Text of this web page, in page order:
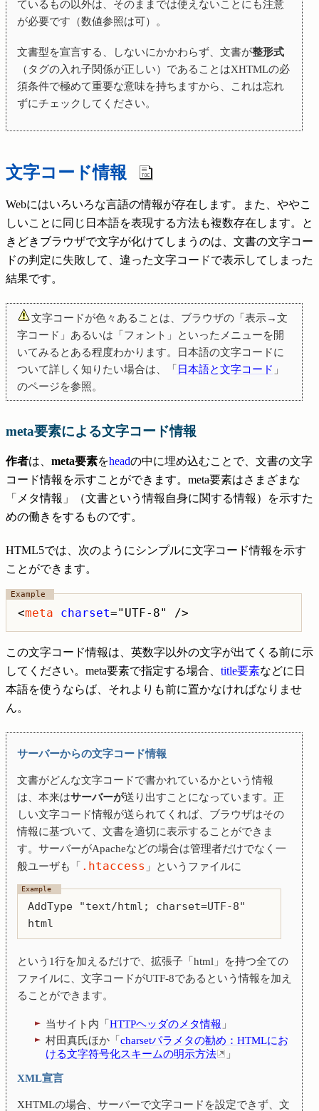
ているもの以外は、そのままでは使えないことにも注意
が必要です（数値参照は可）。
文書型を宣言する、しないにかかわらず、文書が整形式
（タグの入れ子関係が正しい）であることはXHTMLの必
須条件で極めて重要な意味を持ちますから、これは忘れ
ずにチェックしてください。
文字コード情報
Webにはいろいろな言語の情報が存在します。また、ややこ
しいことに同じ日本語を表現する方法も複数存在します。と
きどきブラウザで文字が化けてしまうのは、文書の文字コー
ドの判定に失敗して、違った文字コードで表示してしまった
結果です。
文字コードが色々あることは、ブラウザの「表示→文
字コード」あるいは「フォント」といったメニューを開
いてみるとある程度わかります。日本語の文字コードに
ついて詳しく知りたい場合は、「 日本語と文字コード 」
のページを参照。
meta要素による文字コード情報
作者は、 meta要素をheadの中に埋め込むことで、文書の文字
コード情報を示すことができます。meta要素はさまざまな
「メタ情報」（文書という情報自身に関する情報）を示すた
めの働きをするものです。
HTML5では、次のようにシンプルに文字コード情報を示す
ことができます。
<meta charset
この文字コード情報は、英数字以外の文字が出てくる前に示
してください。meta要素で指定する場合、 title要素などに日
本語を使うならば、それよりも前に置かなければなりませ
ん。
サーバーからの文字コード情報
文書がどんな文字コードで書かれているかという情報
は、本来はサーバーが送り出すことになっています。正
しい文字コード情報が送られてくれば、ブラウザはその
情報に基づいて、文書を適切に表示することができま
す。サーバーがApacheなどの場合は管理者だけでなく一
般ユーザも「 .htaccess 」というファイルに
AddType "text/html; charset=UTF-8"
html
という1行を加えるだけで、拡張子「html」を持つ全ての
ファイルに、文字コードがUTF-8であるという情報を加え
ることができます。
当サイト内「 HTTPヘッダのメタ情報 」
村田真氏ほか「 charsetパラメタの勧め：HTMLにお
ける文字符号化スキームの明示方法
」
XML宣言
XHTMLの場合、サーバーで文字コードを設定できず、文